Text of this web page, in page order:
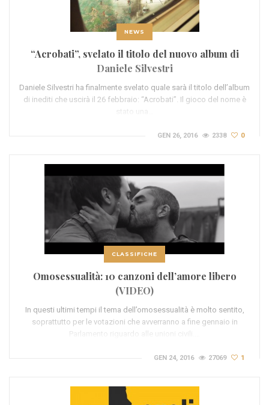
NEWS
“Acrobati”, svelato il titolo del nuovo album di
Daniele Silvestri
Daniele Silvestri ha finalmente svelato quale sarà il titolo dell’album
di inediti che uscirà il 26 febbraio: “Acrobati”. Il gioco del nome è
stato una…
GEN 26, 2016 2338 0
CLASSIFICHE
Omosessualità: 10 canzoni dell’amore libero
(VIDEO)
In questi ultimi tempi il tema dell’omosessualità è molto sentito,
soprattutto per le votazioni che avverranno a fine gennaio in
Parlamento riguardo alle unioni civili.…
GEN 24, 2016 27069 1